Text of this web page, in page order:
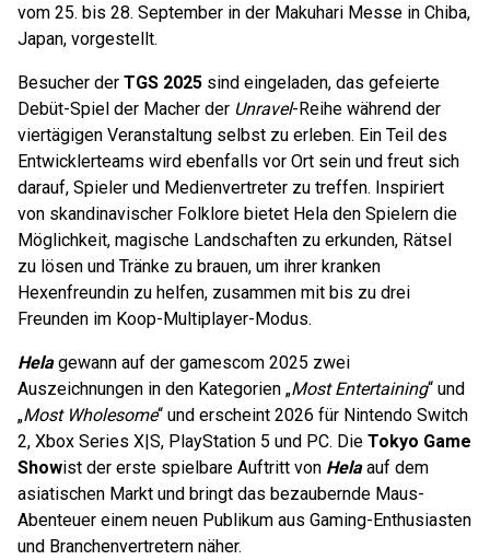
vom 25. bis 28. September in der Makuhari Messe in Chiba,
Japan, vorgestellt.
Besucher der TGS 2025 sind eingeladen, das gefeierte
Debüt-Spiel der Macher der Unravel-Reihe während der
viertägigen Veranstaltung selbst zu erleben. Ein Teil des
Entwicklerteams wird ebenfalls vor Ort sein und freut sich
darauf, Spieler und Medienvertreter zu treffen. Inspiriert
von skandinavischer Folklore bietet Hela den Spielern die
Möglichkeit, magische Landschaften zu erkunden, Rätsel
zu lösen und Tränke zu brauen, um ihrer kranken
Hexenfreundin zu helfen, zusammen mit bis zu drei
Freunden im Koop-Multiplayer-Modus.
Helagewann auf der gamescom 2025 zwei
Auszeichnungen in den Kategorien „Most Entertaining“ und
„Most Wholesome“ und erscheint 2026 für Nintendo Switch
2, Xbox Series X|S, PlayStation 5 und PC. Die Tokyo Game
Showist der erste spielbare Auftritt von Helaauf dem
asiatischen Markt und bringt das bezaubernde Maus-
Abenteuer einem neuen Publikum aus Gaming-Enthusiasten
und Branchenvertretern näher.